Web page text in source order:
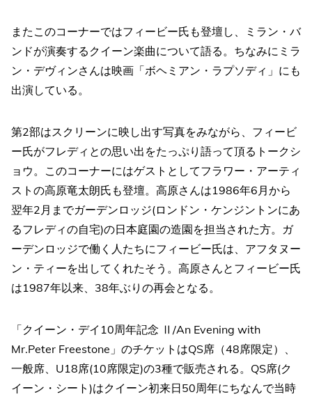
またこのコーナーではフィービー氏も登壇し、ミラン・バ
ンドが演奏するクイーン楽曲について語る。ちなみにミラ
ン・デヴィンさんは映画「ボヘミアン・ラプソディ」にも
出演している。
第2部はスクリーンに映し出す写真をみながら、フィービ
ー氏がフレディとの思い出をたっぷり語って頂るトークシ
ョウ。このコーナーにはゲストとしてフラワー・アーティ
ストの高原竜太朗氏も登壇。高原さんは1986年6月から
翌年2月までガーデンロッジ(ロンドン・ケンジントンにあ
るフレディの自宅)の日本庭園の造園を担当された方。ガ
ーデンロッジで働く人たちにフィービー氏は、アフタヌー
ン・ティーを出してくれたそう。高原さんとフィービー氏
は1987年以来、38年ぶりの再会となる。
「クイーン・デイ10周年記念 Ⅱ/An Evening with
Mr.Peter Freestone」のチケットはQS席（48席限定）、
一般席、U18席(10席限定)の3種で販売される。QS席(ク
イーン・シート)はクイーン初来日50周年にちなんで当時